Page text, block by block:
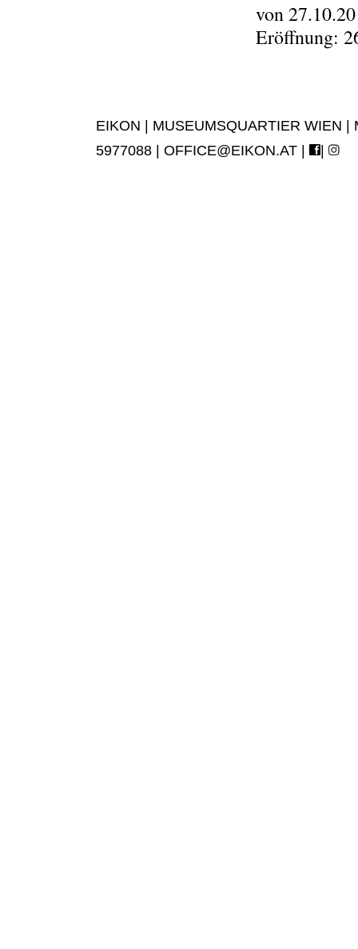
von
Eröffnung:
EIKON | MUSEUMSQUARTIER WIEN
5977088 | OFFICE@EIKON.AT | |